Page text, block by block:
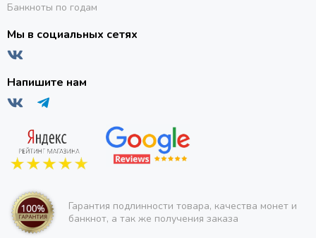
Банкноты по годам
Мы в социальных сетях
Напишите нам
Гарантия подлинности товара, качества монет и
банкнот, а так же получения заказа